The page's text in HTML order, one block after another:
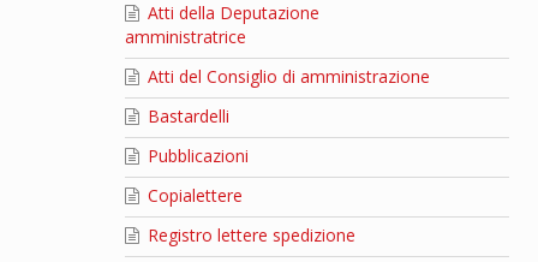
Atti della Deputazione
amministratrice
Atti del Consiglio di amministrazione
Bastardelli
Pubblicazioni
Copialettere
Registro lettere spedizione